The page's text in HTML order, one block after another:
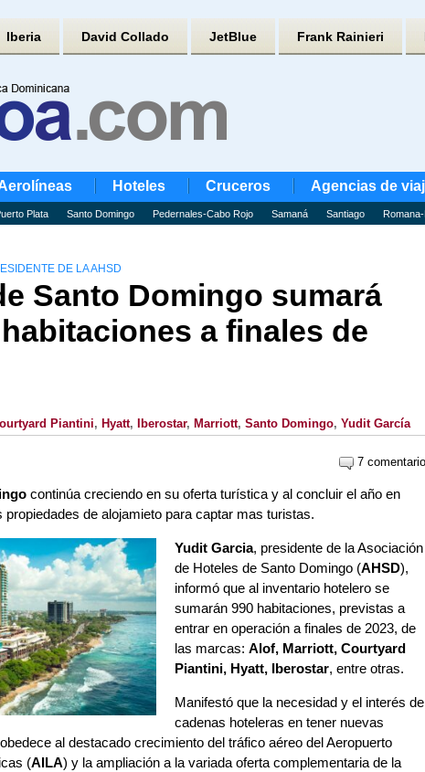
Iberia David Collado JetBlue Frank Rainieri
Hoteles Cruceros Agencias de
Plata Santo Domingo Pedernales-Cabo Rojo Samaná Santiago
DE LA AHSD
Santo Domingo sumará
a finales de
Piantini, Hyatt, Iberostar, Marriott, Santo Domingo, Yudit García
7
continúa creciendo en su oferta turística y al concluir el año en
de alojamieto para captar mas turistas.
Yudit Garcia, presidente de la Asociación
de Hoteles de Santo Domingo (AHSD),
informó que al inventario hotelero se
sumarán 990 habitaciones, previstas a
entrar en operación a finales de 2023, de
las marcas: Alof, Marriott, Courtyard
Piantini, Hyatt, Iberostar, entre otras.
Manifestó que la necesidad y el interés de
cadenas hoteleras en tener nuevas
al destacado crecimiento del tráfico aéreo del Aeropuerto
(AILA) y la ampliación a la variada oferta complementaria de la